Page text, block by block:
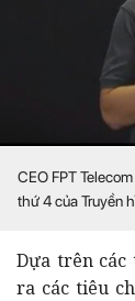
CEO FPT
thứ 4 của Truyền
Dựa trên các
ra các tiêu